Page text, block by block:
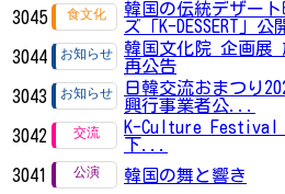
3045
韓国の伝統デザー
ズ「K-DESSERT」公
3044
韓国文化院 企画展
再公告
3043
日韓交流おまつり
興行事業者公...
3042
K-Culture Festival
下...
3041 韓国の舞と響き